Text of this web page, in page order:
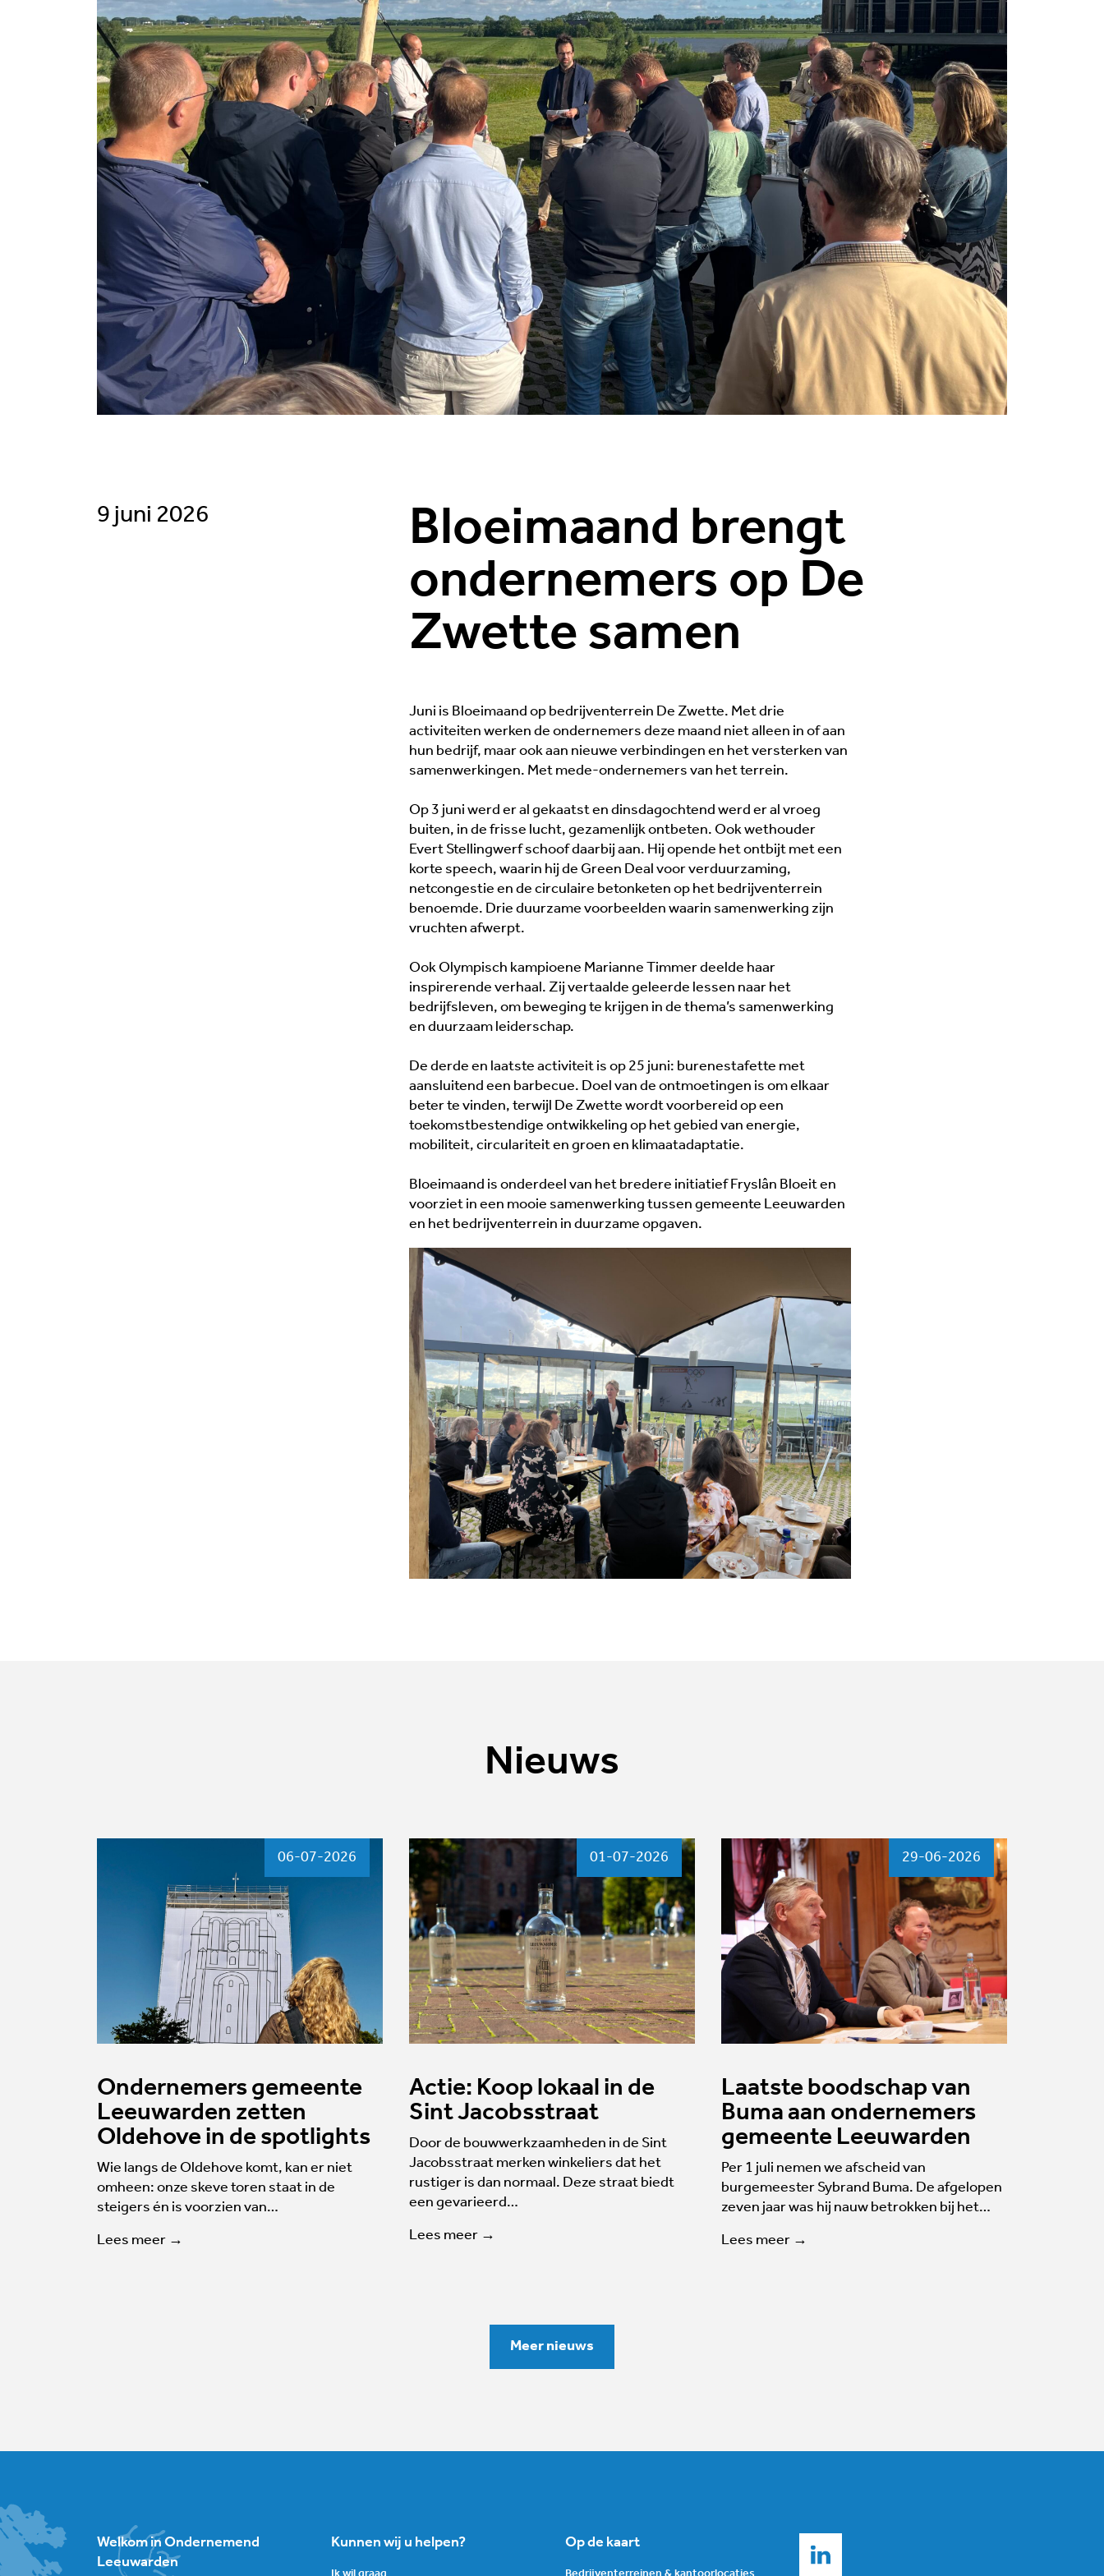
9 juni 2026
Bloeimaand brengt
ondernemers op De
Zwette samen
Juni is Bloeimaand op bedrijventerrein De Zwette. Met drie
activiteiten werken de ondernemers deze maand niet alleen in of aan
hun bedrijf, maar ook aan nieuwe verbindingen en het versterken van
samenwerkingen. Met mede-ondernemers van het terrein.
Op 3 juni werd er al gekaatst en dinsdagochtend werd er al vroeg
buiten, in de frisse lucht, gezamenlijk ontbeten. Ook wethouder
Evert Stellingwerf schoof daarbij aan. Hij opende het ontbijt met een
korte speech, waarin hij de Green Deal voor verduurzaming,
netcongestie en de circulaire betonketen op het bedrijventerrein
benoemde. Drie duurzame voorbeelden waarin samenwerking zijn
vruchten afwerpt.
Ook Olympisch kampioene Marianne Timmer deelde haar
inspirerende verhaal. Zij vertaalde geleerde lessen naar het
bedrijfsleven, om beweging te krijgen in de thema’s samenwerking
en duurzaam leiderschap.
De derde en laatste activiteit is op 25 juni: burenestafette met
aansluitend een barbecue. Doel van de ontmoetingen is om elkaar
beter te vinden, terwijl De Zwette wordt voorbereid op een
toekomstbestendige ontwikkeling op het gebied van energie,
mobiliteit, circulariteit en groen en klimaatadaptatie.
Bloeimaand is onderdeel van het bredere initiatief Fryslân Bloeit en
voorziet in een mooie samenwerking tussen gemeente Leeuwarden
en het bedrijventerrein in duurzame opgaven.
Nieuws
06-07-2026
Ondernemers gemeente
Leeuwarden zetten
Oldehove in de spotlights
Wie langs de Oldehove komt, kan er niet
omheen: onze skeve toren staat in de
steigers én is voorzien van…
Lees meer →
01-07-2026
Actie: Koop lokaal in de
Sint Jacobsstraat
Door de bouwwerkzaamheden in de Sint
Jacobsstraat merken winkeliers dat het
rustiger is dan normaal. Deze straat biedt
een gevarieerd…
Lees meer →
29-06-2026
Laatste boodschap van
Buma aan ondernemers
gemeente Leeuwarden
Per 1 juli nemen we afscheid van
burgemeester Sybrand Buma. De afgelopen
zeven jaar was hij nauw betrokken bij het…
Lees meer →
Meer nieuws
Welkom in Ondernemend
Leeuwarden
Kunnen wij u helpen? Op de kaart